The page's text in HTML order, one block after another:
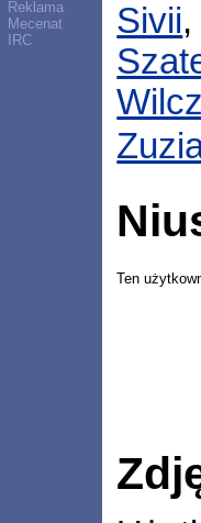
Reklama
Mecenat
IRC
Sivii
Ten